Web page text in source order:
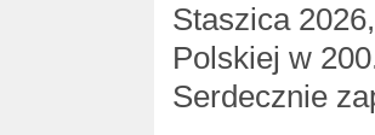
Staszica
Polskiej w
Serdecznie